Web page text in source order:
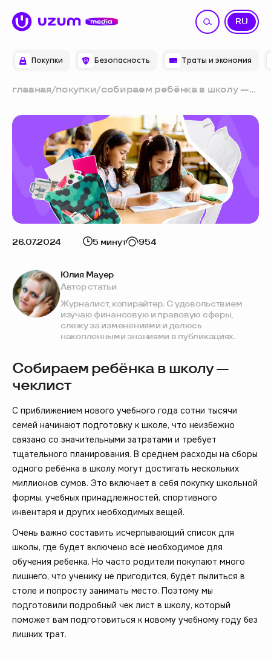
Покупки Безопасность Траты и экономия
RU
UZ
главная/покупки/собираем ребёнка в школу —
26.07.2024 5 минут 954
Собираем ребёнка в школу —
чеклист
С приближением нового учебного года сотни тысячи
семей начинают подготовку к школе, что неизбежно
связано со значительными затратами и требует
тщательного планирования. В среднем расходы на сборы
одного ребёнка в школу могут достигать нескольких
миллионов сумов. Это включает в себя покупку школьной
формы, учебных принадлежностей, спортивного
инвентаря и других необходимых вещей.
Очень важно составить исчерпывающий список для
школы, где будет включено всё необходимое для
обучения ребенка. Но часто родители покупают много
лишнего, что ученику не пригодится, будет пылиться в
столе и попросту занимать место. Поэтому мы
подготовили подробный чек лист в школу, который
поможет вам подготовиться к новому учебному году без
лишних трат.
Юлия Мауер
Автор статьи
Журналист, копирайтер. С удовольствием
изучаю финансовую и правовую сферы,
слежу за изменениями и делюсь
накопленными знаниями в публикациях.